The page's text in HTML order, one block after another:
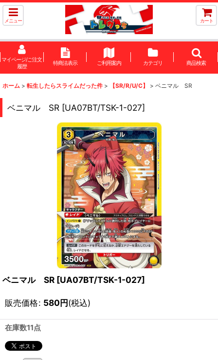
メニュー カート
マイページ/ご注文
履歴
特商法表示 ご利用案内 カテゴリ 商品検索
ホーム > 転生したらスライムだった件 > 【SR/R/U/C】 > ベニマル SR
ベニマル SR [UA07BT/TSK-1-027]
ベニマル SR [UA07BT/TSK-1-027]
販売価格: 580円(税込)
在庫数11点